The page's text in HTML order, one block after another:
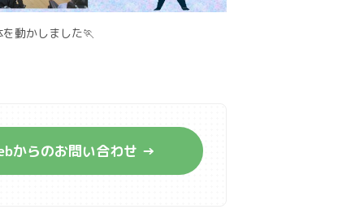
動かしました🏃
からのお問い合わせ →